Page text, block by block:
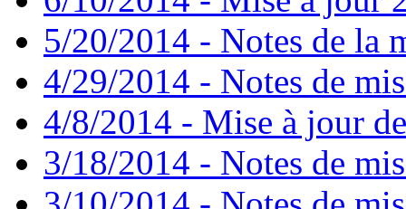
5/20/2014 - Notes de la
4/29/2014 - Notes de
4/8/2014 - Mise à jour
3/18/2014 - Notes de